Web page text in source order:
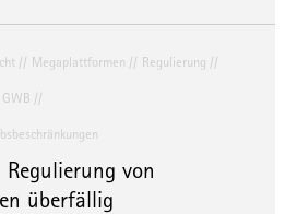
Megaplattformen Regulierung
GWB
Regulierung von
überfällig